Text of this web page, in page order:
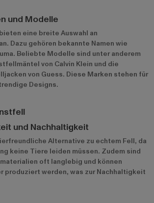
und Modelle
eine breite Auswahl an
Dazu gehören bekannte Namen wie
. Beliebte Modelle sind unter anderem
von Calvin Klein und die
von Guess. Diese Marken stehen für
Designs.
und Nachhaltigkeit
Alternative zu echtem Fell, da
keine Tiere leiden müssen. Zudem sind
oft langlebig und können
produziert werden, was zur Nachhaltigkeit